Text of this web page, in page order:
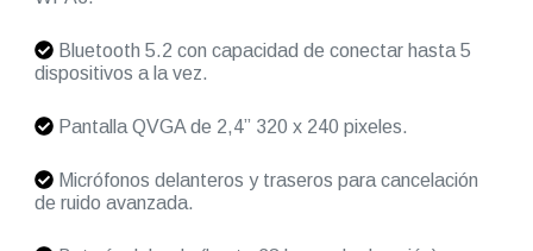
Bluetooth 5.2 con capacidad de conectar hasta 5
dispositivos a la vez.
Pantalla QVGA de 2,4” 320 x 240 pixeles.
Micrófonos delanteros y traseros para cancelación
de ruido avanzada.